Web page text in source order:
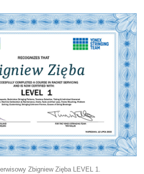
Zbigniew Zięba LEVEL 1.